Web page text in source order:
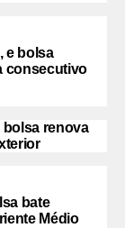
e bolsa
consecutivo
bolsa renova
bate
Médio